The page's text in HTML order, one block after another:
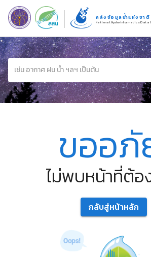
คลังข้อมูลน้ำแห่งชาติ
National Hydroinformatics Data
ขออภั
ไม่พบหน้าที่ต้อ
กลับสู่หน้าหลัก